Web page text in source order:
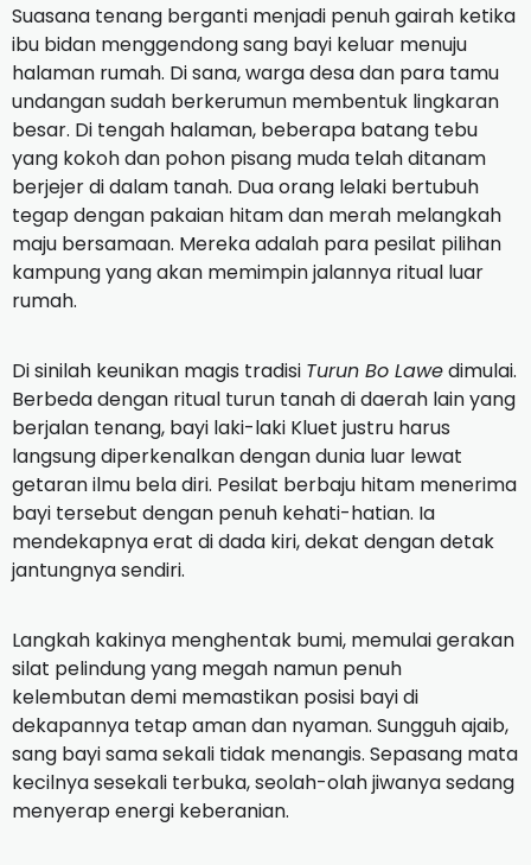
Suasana tenang berganti menjadi penuh gairah ketika
ibu bidan menggendong sang bayi keluar menuju
halaman rumah. Di sana, warga desa dan para tamu
undangan sudah berkerumun membentuk lingkaran
besar. Di tengah halaman, beberapa batang tebu
yang kokoh dan pohon pisang muda telah ditanam
berjejer di dalam tanah. Dua orang lelaki bertubuh
tegap dengan pakaian hitam dan merah melangkah
maju bersamaan. Mereka adalah para pesilat pilihan
kampung yang akan memimpin jalannya ritual luar
rumah.
Di sinilah keunikan magis tradisi Turun Bo Lawedimulai.
Berbeda dengan ritual turun tanah di daerah lain yang
berjalan tenang, bayi laki-laki Kluet justru harus
langsung diperkenalkan dengan dunia luar lewat
getaran ilmu bela diri. Pesilat berbaju hitam menerima
bayi tersebut dengan penuh kehati-hatian. Ia
mendekapnya erat di dada kiri, dekat dengan detak
jantungnya sendiri.
Langkah kakinya menghentak bumi, memulai gerakan
silat pelindung yang megah namun penuh
kelembutan demi memastikan posisi bayi di
dekapannya tetap aman dan nyaman. Sungguh ajaib,
sang bayi sama sekali tidak menangis. Sepasang mata
kecilnya sesekali terbuka, seolah-olah jiwanya sedang
menyerap energi keberanian.